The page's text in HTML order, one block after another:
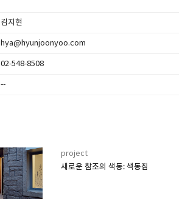
김지현
hya@hyunjoonyoo.com
02-548-8508
--
project
새로운 참조의 색동: 색동집